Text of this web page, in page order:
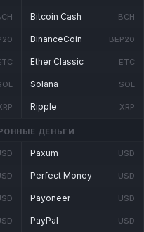
Bitcoin Cash BCH
BinanceCoin BEP20
Ether Classic ETC
Solana SOL
Ripple XRP
ДЕНЬГИ
Paxum USD
Perfect Money USD
Payoneer USD
PayPal USD